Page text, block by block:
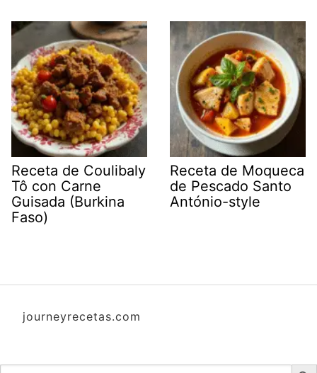
Receta de Coulibaly
Tô con Carne
Guisada (Burkina
Faso)
Receta de Moqueca
de Pescado Santo
António-style
journeyrecetas.com
Buscar: Botón